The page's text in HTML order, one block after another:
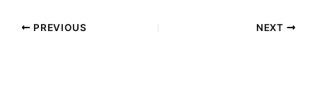
PREVIOUS NEXT